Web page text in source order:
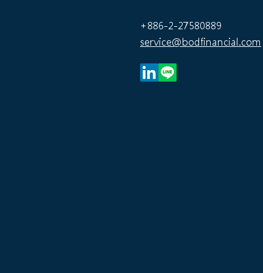
+886-2-27580889
service@bodfinancial.com